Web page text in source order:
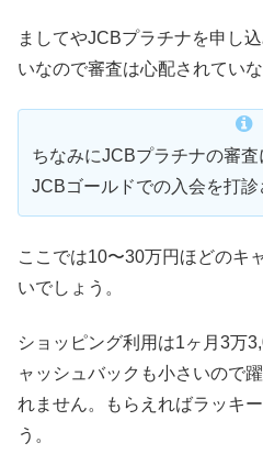
ましてやJCBプラチナを申し
いなので審査は心配されてい
ちなみにJCBプラチナの審
JCBゴールドでの入会を打
ここでは10〜30万円ほどのキ
いでしょう。
ショッピング利用は1ヶ月3万
ャッシュバックも小さいので
れません。もらえればラッキ
う。